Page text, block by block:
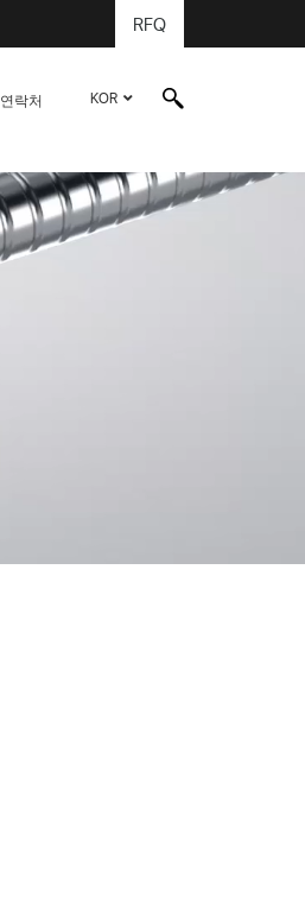
RFQ
KOR
연락처